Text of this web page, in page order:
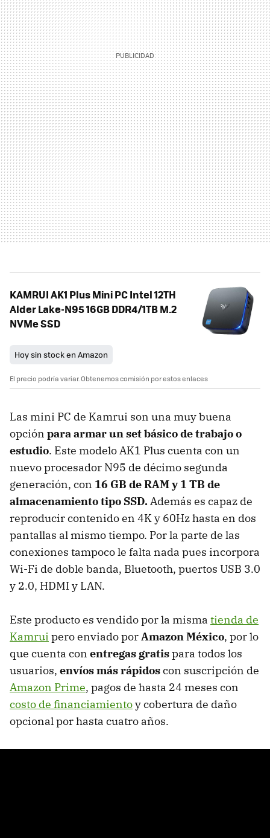
KAMRUI AK1 Plus Mini PC Intel 12TH
Alder Lake-N95 16GB DDR4/1TB M.2
NVMe SSD
Hoy sin stock en Amazon
El precio podría variar. Obtenemos comisión por estos enlaces
Las mini PC de Kamrui son una muy buena
opción para armar un set básico de trabajo o
estudio. Este modelo AK1 Plus cuenta con un
nuevo procesador N95 de décimo segunda
generación, con 16 GB de RAM y 1 TB de
almacenamiento tipo SSD.Además es capaz de
reproducir contenido en 4K y 60Hz hasta en dos
pantallas al mismo tiempo. Por la parte de las
conexiones tampoco le falta nada pues incorpora
Wi-Fi de doble banda, Bluetooth, puertos USB 3.0
y 2.0, HDMI y LAN.
Este producto es vendido por la misma tienda de
Kamrui pero enviado porAmazon México, por lo
que cuenta con entregas gratispara todos los
usuarios, envíos más rápidoscon suscripción de
Amazon Prime, pagos de hasta 24 meses con
costo de financiamientoy cobertura de daño
opcional por hasta cuatro años.